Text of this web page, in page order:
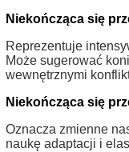
Niekończąca się
Reprezentuje
Może sugerować
wewnętrznymi
Niekończąca się
Oznacza zmienne
naukę adaptacji i